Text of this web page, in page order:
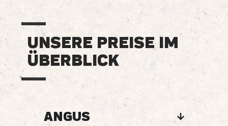
UNSERE PREISE IM
ÜBERBLICK
ANGUS